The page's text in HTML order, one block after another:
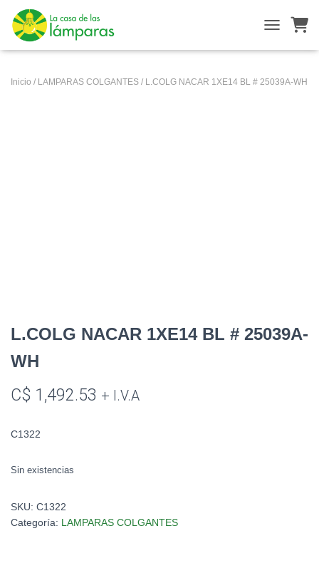
Inicio / LAMPARAS COLGANTES / L.COLG NACAR 1XE14 BL # 25039A-WH
L.COLG NACAR 1XE14 BL # 25039A-
WH
C$ 1,492.53 + I.V.A
C1322
Sin existencias
SKU: C1322
Categoría: LAMPARAS COLGANTES